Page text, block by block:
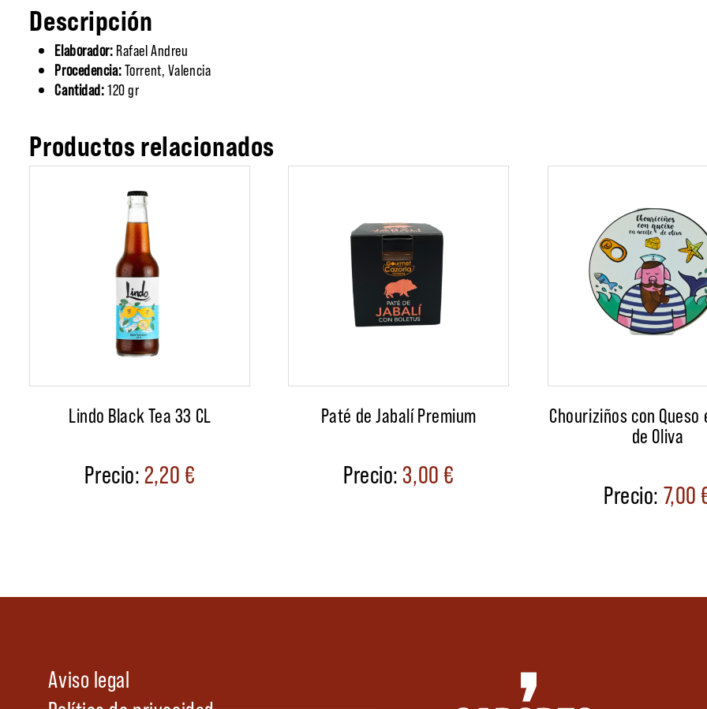
Descripción
Elaborador: Rafael Andreu
Procedencia:Torrent, Valencia
Cantidad:120 gr
Productos relacionados
Lindo Black Tea 33 CL
2,20€
Paté de Jabalí Premium
3,00€
Chouriziños con Queso
de Oliva
7,00
Aviso legal